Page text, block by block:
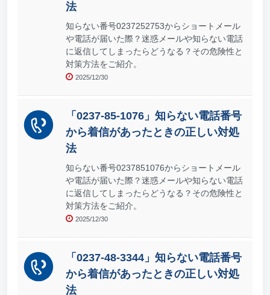
法
知らない番号0237252753からショートメール
や電話が届いた際？迷惑メールや知らない電話
に返信してしまったらどうなる？その危険性と
対策方法をご紹介。
2025/12/30
「0237-85-1076」知らない電話番号
から着信があったときの正しい対処
法
知らない番号0237851076からショートメール
や電話が届いた際？迷惑メールや知らない電話
に返信してしまったらどうなる？その危険性と
対策方法をご紹介。
2025/12/30
「0237-48-3344」知らない電話番号
から着信があったときの正しい対処
法